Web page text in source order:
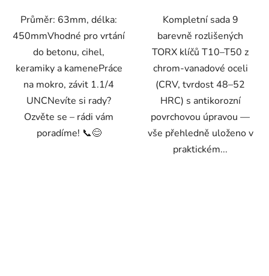
Průměr: 63mm, délka:
450mmVhodné pro vrtání
do betonu, cihel,
keramiky a kamenePráce
na mokro, závit 1.1/4
UNCNevíte si rady?
Ozvěte se – rádi vám
poradíme! 📞😊
Kompletní sada 9
barevně rozlišených
TORX klíčů T10–T50 z
chrom-vanadové oceli
(CRV, tvrdost 48–52
HRC) s antikorozní
povrchovou úpravou —
vše přehledně uloženo v
praktickém...